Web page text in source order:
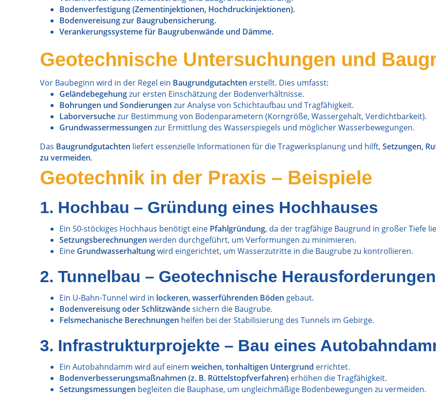
Bodenverfestigung (Zementinjektionen, Hochdruckinjektionen).
Bodenvereisung zur Baugrubensicherung.
Verankerungssysteme für Baugrubenwände und Dämme.
Geotechnische Untersuchungen und
Vor Baubeginn wird in der Regel ein Baugrundgutachten erstellt. Dies umfasst:
Geländebegehungzur ersten Einschätzung der Bodenverhältnisse.
Bohrungen und Sondierungen zur Analyse von Schichtaufbau und Tragfähigkeit.
Laborversuchezur Bestimmung von Bodenparametern (Korngröße, Wassergehalt, Verdichtbarkeit).
Grundwassermessungen zur Ermittlung des Wasserspiegels und möglicher Wasserbewegungen.
Das Baugrundgutachten liefert essenzielle Informationen für die Tragwerksplanung und hilft, Setzungen,
zu vermeiden.
Geotechnik in der Praxis – Beispiele
1. Hochbau – Gründung eines Hochhauses
Ein 50-stöckiges Hochhaus benötigt eine Pfahlgründung, da der tragfähige Baugrund in großer Tiefe
Setzungsberechnungen werden durchgeführt, um Verformungen zu minimieren.
Eine Grundwasserhaltungwird eingerichtet, um Wasserzutritte in die Baugrube zu kontrollieren.
2. Tunnelbau – Geotechnische
Ein U-Bahn-Tunnel wird in lockeren, wasserführenden Böden gebaut.
Bodenvereisung oder Schlitzwändesichern die Baugrube.
Felsmechanische Berechnungen helfen bei der Stabilisierung des Tunnels im Gebirge.
3. Infrastrukturprojekte – Bau eines
Ein Autobahndamm wird auf einem weichen, tonhaltigen Untergrund errichtet.
Bodenverbesserungsmaßnahmen (z. B. Rüttelstopfverfahren) erhöhen die Tragfähigkeit.
Setzungsmessungen begleiten die Bauphase, um ungleichmäßige Bodenbewegungen zu vermeiden.